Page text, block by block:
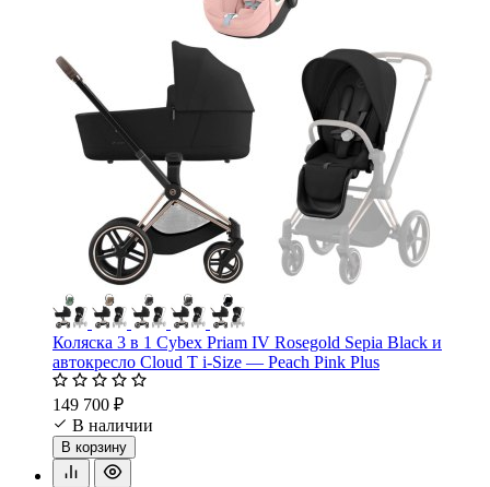
Коляска 3 в 1 Cybex Priam IV Rosegold Sepia Black и
автокресло Cloud T i-Size — Peach Pink Plus
149 700 ₽
В наличии
В корзину